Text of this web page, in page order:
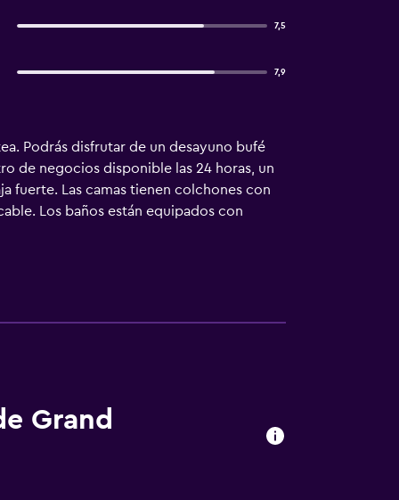
7,5
7,9
Podrás disfrutar de un desayuno bufé
de negocios disponible las 24 horas, un
fuerte. Las camas tienen colchones con
Los baños están equipados con
Grand